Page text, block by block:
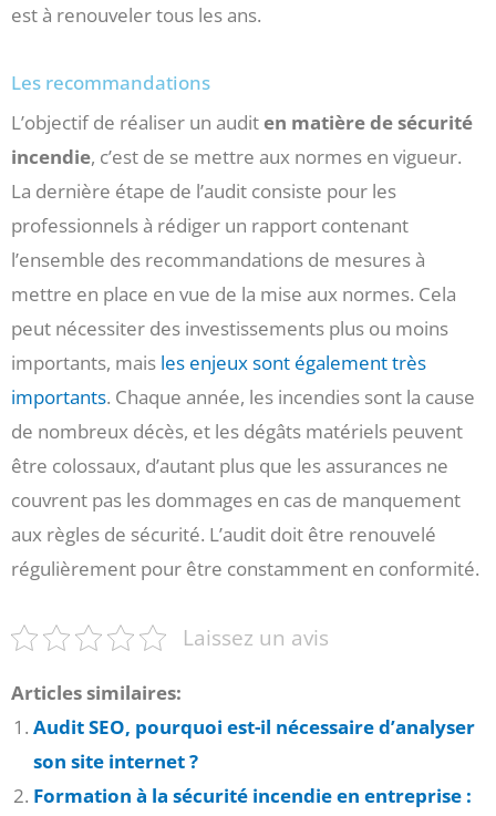
est à renouveler tous les ans.
Les recommandations
L’objectif de réaliser un auditen matière de sécurité
incendie, c’est de se mettre aux normes en vigueur.
La dernière étape de l’audit consiste pour les
professionnels à rédiger un rapport contenant
l’ensemble des recommandations de mesures à
mettre en place en vue de la mise aux normes. Cela
peut nécessiter des investissements plus ou moins
importants, mais les enjeux sont également très
importants. Chaque année, les incendies sont la cause
de nombreux décès, et les dégâts matériels peuvent
être colossaux, d’autant plus que les assurances ne
couvrent pas les dommages en cas de manquement
aux règles de sécurité. L’audit doit être renouvelé
régulièrement pour être constamment en conformité.
Laissez un avis
Articles similaires:
Audit SEO, pourquoi est-il nécessaire d’analyser
son site internet ?
Formation à la sécurité incendie en entreprise :